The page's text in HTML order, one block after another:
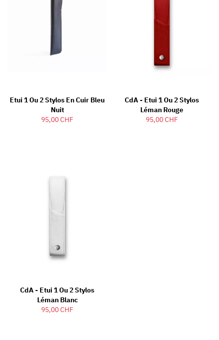
Etui 1 Ou 2 Stylos En Cuir Bleu
Nuit
95,00 CHF
CdA - Etui 1 Ou 2 Stylos
Léman Rouge
95,00 CHF
CdA - Etui 1 Ou 2 Stylos
Léman Blanc
95,00 CHF